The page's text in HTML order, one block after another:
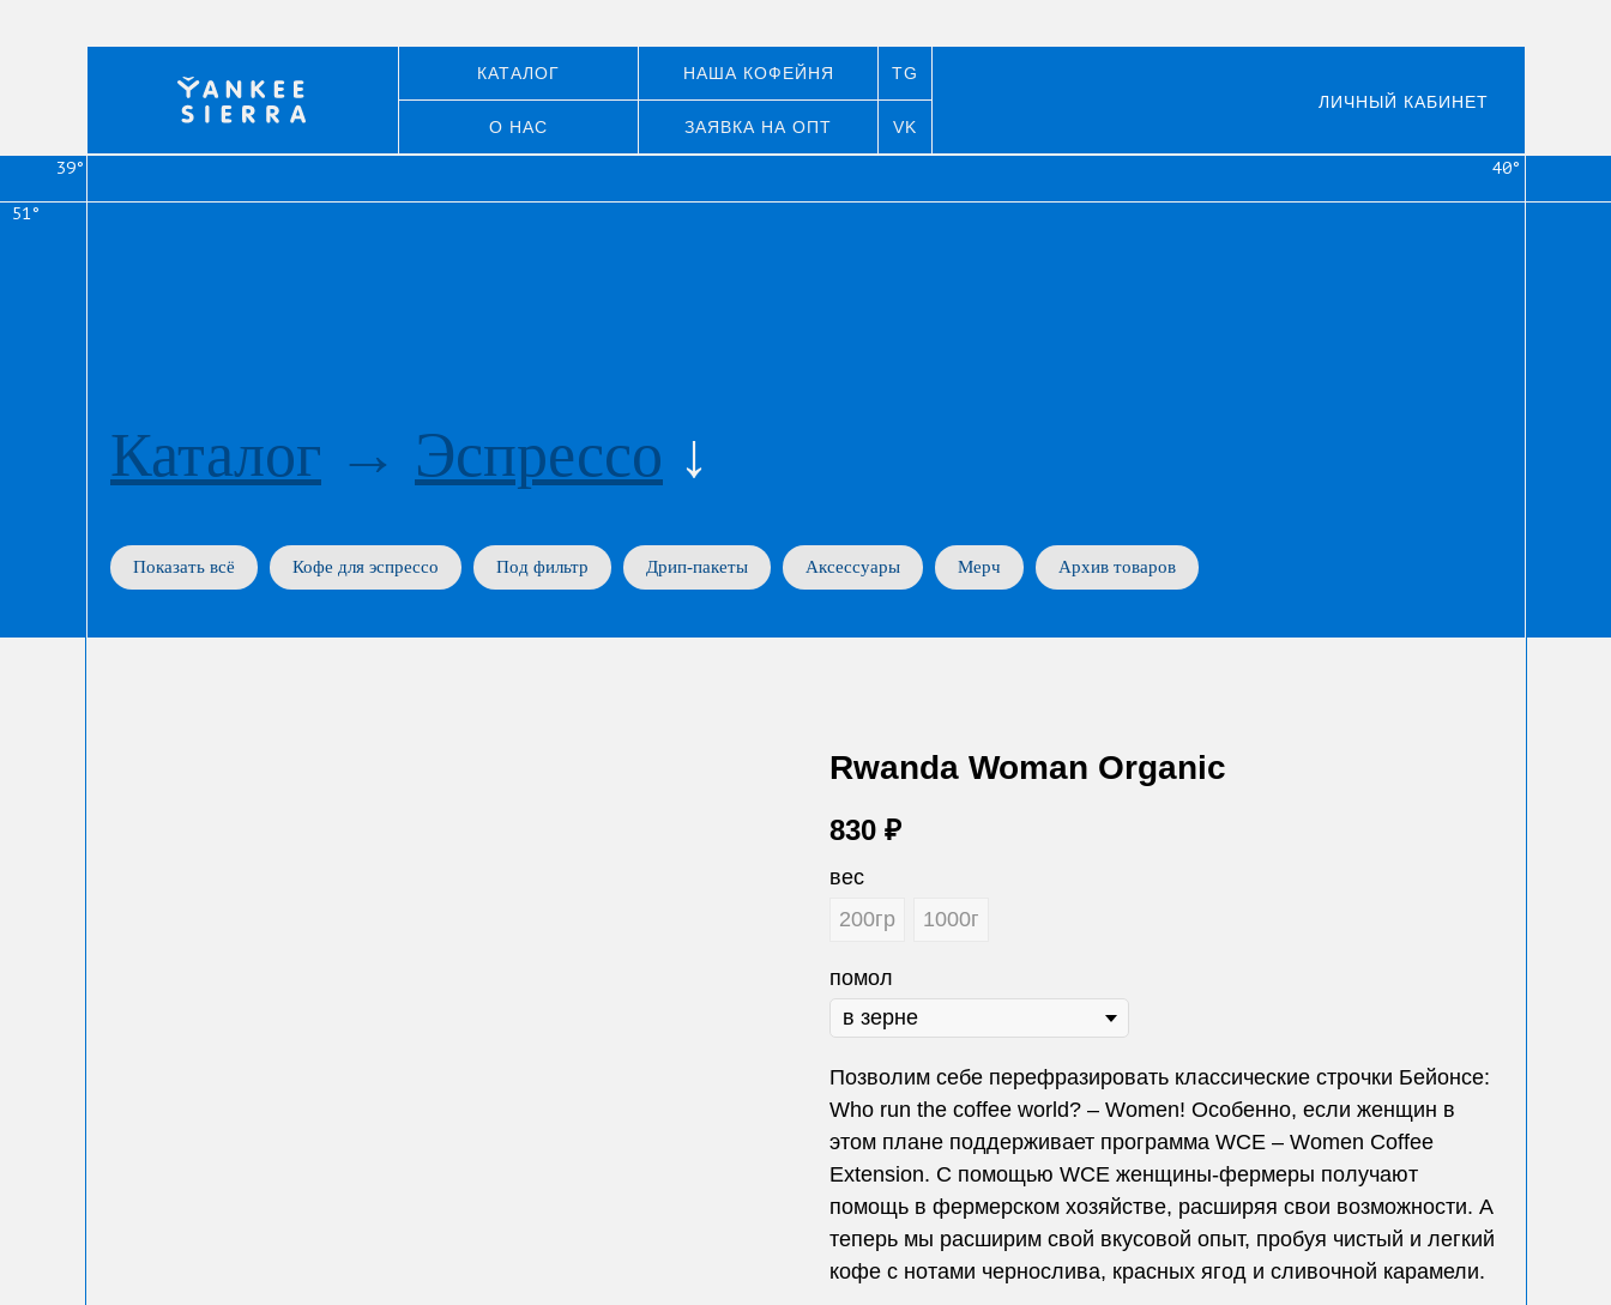
КАТАЛОГ НАША КОФЕЙНЯ TG
VK
О НАС ЗАЯВКА НА ОПТ
ЛИЧНЫЙ КАБИНЕТ
51°
39° 40°
Каталог → Эспрессо ↓
Показать всё Кофе для эспрессо Под фильтр Дрип-пакеты Аксессуары Мерч Архив товаров
Rwanda Woman Organic
830 ₽
вес
200гр
1000г
помол
Позволим себе перефразировать классические строчки Бейонсе:
Who run the coffee world? – Women! Особенно, если женщин в
этом плане поддерживает программа WCE – Women Coffee
Extension. С помощью WCE женщины-фермеры получают
помощь в фермерском хозяйстве, расширяя свои возможности. А
теперь мы расширим свой вкусовой опыт, пробуя чистый и легкий
кофе с нотами чернослива, красных ягод и сливочной карамели.